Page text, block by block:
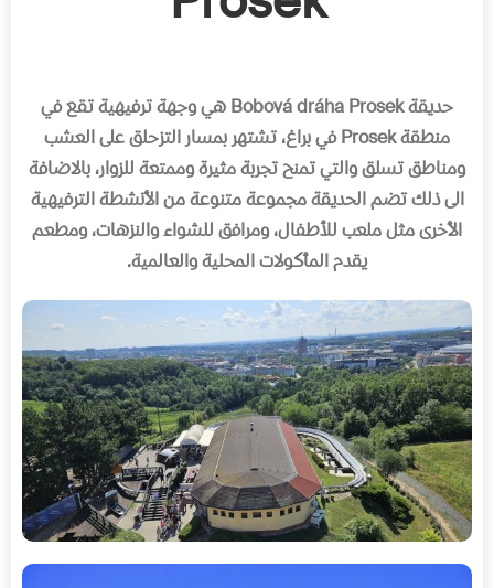
حديقةBobová dráha Prosek
هي وجهة ترفيهية تقع في
منطقةProsek
في براغ، تشتهر بمسار التزحلق على العشب
ومناطق تسلق والتي تمنح تجربة مثيرة وممتعة للزوار، بالاضافة
الى ذلك تضم الحديقة مجموعة متنوعة من الأنشطة الترفيهية
الأخرى مثل ملعب للأطفال، ومرافق للشواء والنزهات، ومطعم
يقدم المأكولات المحلية والعالمية.